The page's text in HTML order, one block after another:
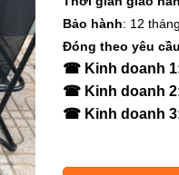
Bảo hành: 12 tháng.
Đóng theo yêu cầu
☎ Kinh doanh
☎ Kinh doanh
☎ Kinh doanh